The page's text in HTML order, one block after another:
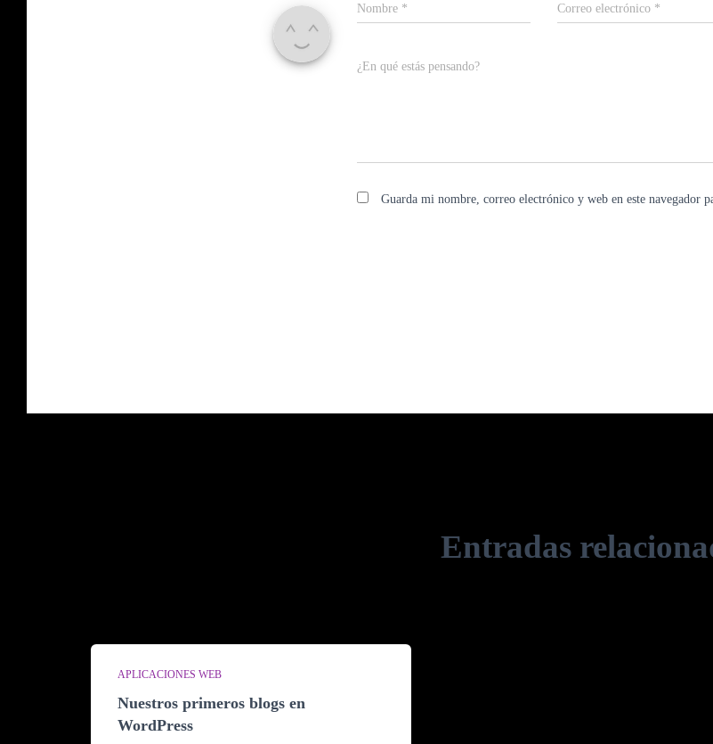
Nombre * Correo electrónico *
¿En qué estás pensando?
Guarda mi nombre, correo electrónico y web en este navegador
Entradas
APLICACIONES WEB
Nuestros primeros blogs en
WordPress